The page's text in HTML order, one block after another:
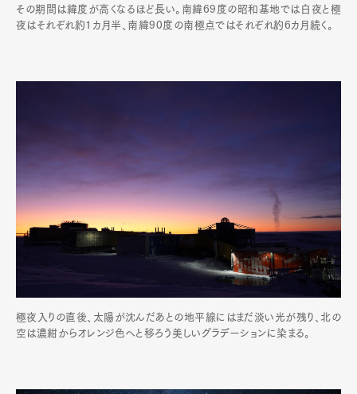
その期間は緯度が高くなるほど長い。南緯69度の昭和基地では白夜と極
夜はそれぞれ約1カ月半、南緯90度の南極点ではそれぞれ約6カ月続く。
極夜入りの直後、太陽が沈んだあとの地平線にはまだ淡い光が残り、北の
空は濃紺からオレンジ色へと移ろう美しいグラデーションに染まる。